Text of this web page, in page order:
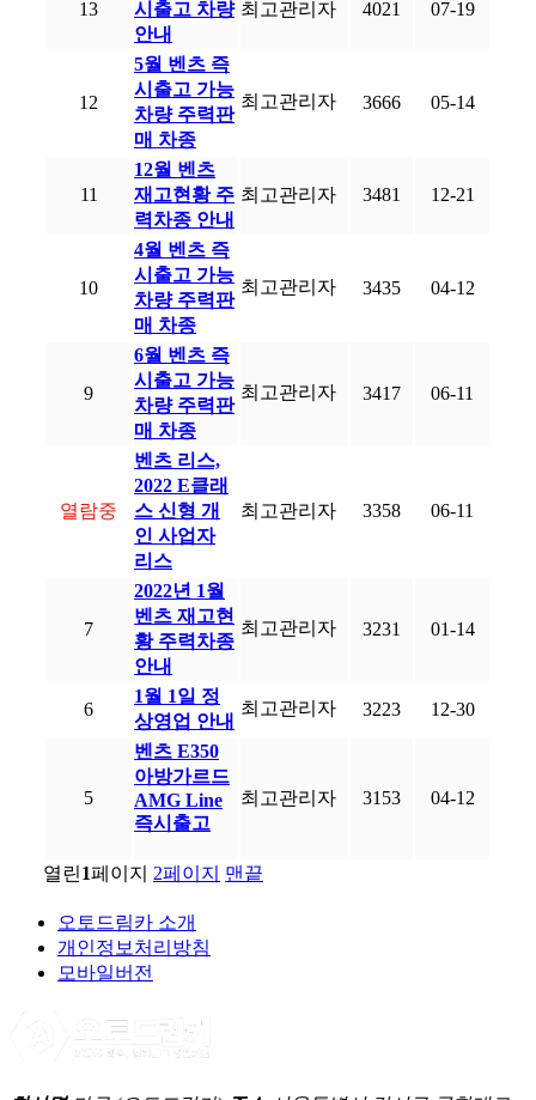
13
시출고 차량
안내
최고관리자 4021 07-19
12
5월 벤츠 즉
시출고 가능
차량 주력판
매 차종
최고관리자 3666 05-14
11
12월 벤츠
재고현황 주
력차종 안내
최고관리자 3481 12-21
10
4월 벤츠 즉
시출고 가능
차량 주력판
매 차종
최고관리자 3435 04-12
9
6월 벤츠 즉
시출고 가능
차량 주력판
매 차종
최고관리자 3417 06-11
열람중
벤츠 리스,
2022 E클래
스 신형 개
인 사업자
리스
최고관리자 3358 06-11
7
2022년 1월
벤츠 재고현
황 주력차종
안내
최고관리자 3231 01-14
6
1월 1일 정
상영업 안내
최고관리자 3223 12-30
5
벤츠 E350
아방가르드
AMG Line
즉시출고
최고관리자 3153 04-12
열린1페이지 2페이지 맨끝
오토드림카 소개
개인정보처리방침
모바일버전